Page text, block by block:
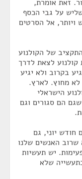
זאת אומרת,
על גבי הכסף
ויותר, אל הסרטים
30 אחוזים מהתקציב של הקולנוע
קולנוע לצאת לדרך
בקרוב ולא יגיע
מחוץ. לארץ.
הישראלי
הם סגורים וגם
חודש יוני, גם
שרוב האנשים שלנו
יש תעשיות
שלא